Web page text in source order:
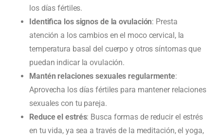
los días fértiles.
Identifica los signos de la ovulación: Presta
atención a los cambios en el moco cervical, la
temperatura basal del cuerpo y otros síntomas que
puedan indicar la ovulación.
Mantén relaciones sexuales regularmente:
Aprovecha los días fértiles para mantener relaciones
sexuales con tu pareja.
Reduce el estrés: Busca formas de reducir el estrés
en tu vida, ya sea a través de la meditación, el yoga,